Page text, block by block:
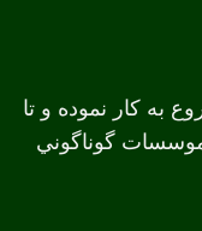
خاتم الانبیاء از سال 1386 شروع به کار نموده و تا
گوناگوني